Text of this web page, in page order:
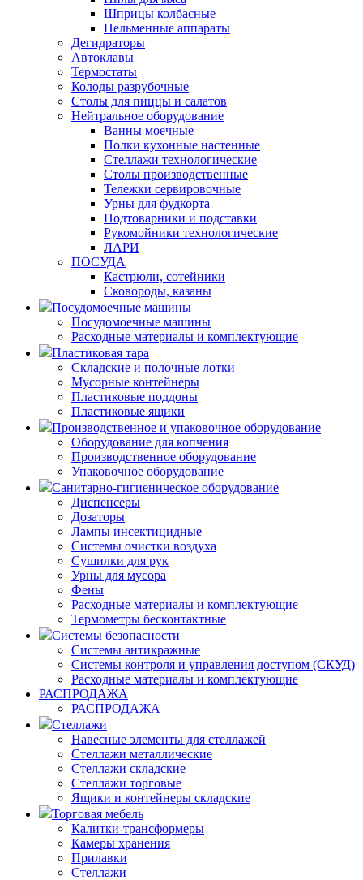
Шприцы колбасные
Пельменные аппараты
Дегидраторы
Автоклавы
Термостаты
Колоды разрубочные
Столы для пиццы и салатов
Нейтральное оборудование
Ванны моечные
Полки кухонные настенные
Стеллажи технологические
Столы производственные
Тележки сервировочные
Урны для фудкорта
Подтоварники и подставки
Рукомойники технологические
ЛАРИ
ПОСУДА
Кастрюли, сотейники
Сковороды, казаны
Посудомоечные машины
Посудомоечные машины
Расходные материалы и комплектующие
Пластиковая тара
Складские и полочные лотки
Мусорные контейнеры
Пластиковые поддоны
Пластиковые ящики
Производственное и упаковочное оборудование
Оборудование для копчения
Производственное оборудование
Упаковочное оборудование
Санитарно-гигиеническое оборудование
Диспенсеры
Дозаторы
Лампы инсектицидные
Системы очистки воздуха
Сушилки для рук
Урны для мусора
Фены
Расходные материалы и комплектующие
Термометры бесконтактные
Системы безопасности
Системы антикражные
Системы контроля и управления доступом (СКУД)
Расходные материалы и комплектующие
РАСПРОДАЖА
РАСПРОДАЖА
Стеллажи
Навесные элементы для стеллажей
Стеллажи металлические
Стеллажи складские
Стеллажи торговые
Ящики и контейнеры складские
Торговая мебель
Калитки-трансформеры
Камеры хранения
Прилавки
Стеллажи